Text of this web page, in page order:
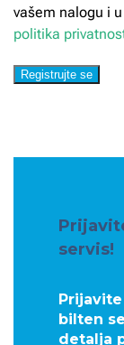
vašem nalogu i
politika
Registrujte se
servis!
bilten
detalja